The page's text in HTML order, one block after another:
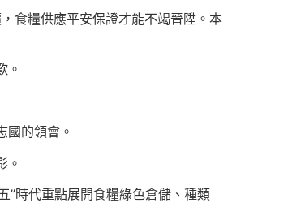
食糧供應平安保證才能不竭晉陞。本
。
國的領會。
。
”時代重點展開食糧綠色倉儲、種類